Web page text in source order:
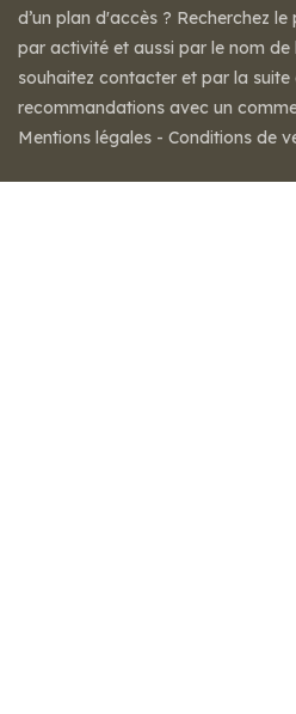
d’un plan d'accès ? Recherchez
par activité et aussi par le nom de
souhaitez contacter et par la
recommandations avec un
Mentions légales - Conditions de